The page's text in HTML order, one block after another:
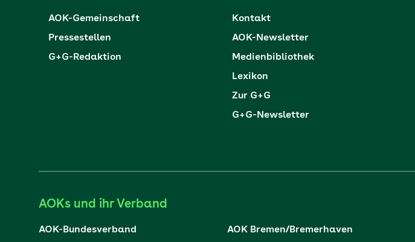
AOK-Gemeinschaft
Pressestellen
G+G-Redaktion
Kontakt
AOK-Newsletter
Medienbibliothek
Lexikon
Zur G+G
G+G-Newsletter
AOKs und ihr Verband
AOK-Bundesverband AOK Bremen/Bremerhaven